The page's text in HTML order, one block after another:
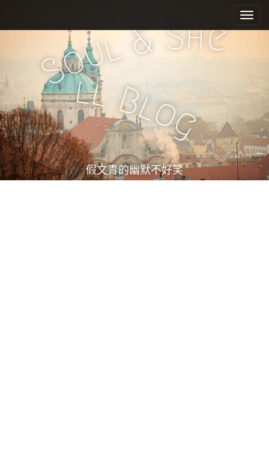
e
n
u
i
c
n
t
e
n
t
S
oul&She
ll Blog
假文青的幽默不好笑